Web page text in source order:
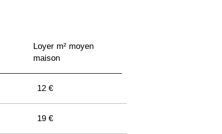
Loyer m² moyen
maison
12 €
19 €